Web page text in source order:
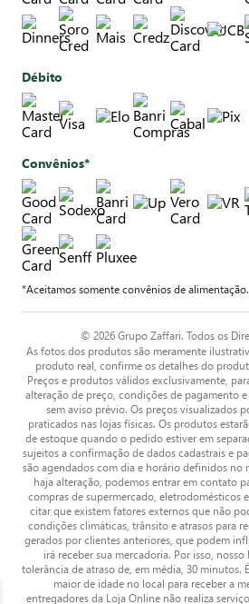
Débito
Convênios*
*Aceitamos somente convênios de alimentação.
© 2026 Grupo Zaffari. Todos os
As fotos dos produtos são meramente
produto real, confirme os detalhes do
Preços e produtos válidos exclusivamente,
alteração de preço, condições de pagamento
sem aviso prévio. Os preços visualizados
praticados nas lojas físicas. Os produtos
de estoque quando o pedido estiver em
sujeitos a confirmação de dados cadastrais e
são agendados com dia e horário definidos no
haja alteração, podemos entrar em contato
compras de supermercado, eletrodomésticos
citar que existem fatores externos que não
condições climáticas, trânsito e atrasos para
gerados por clientes anteriores, que podem
irá receber sua mercadoria. Por isso,
tolerância de atraso de, em média, 30 minutos.
maior de idade no local para receber a
entregadores da Loja Online não realiza